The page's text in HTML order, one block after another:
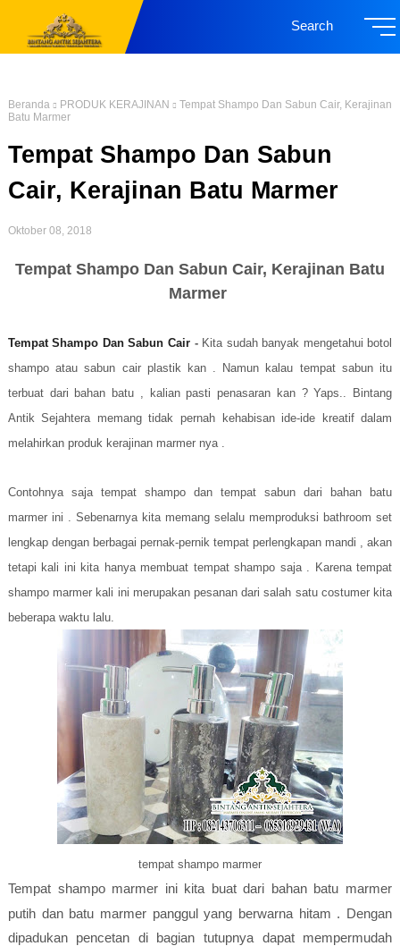
Search
Beranda PRODUK KERAJINAN
Tempat Shampo Dan Sabun Cair, Kerajinan
Batu Marmer
Tempat Shampo Dan Sabun
Cair, Kerajinan Batu Marmer
Oktober 08, 2018
Tempat Shampo Dan Sabun Cair, Kerajinan Batu
Marmer
Tempat Shampo Dan Sabun Cair - Kita sudah banyak mengetahui botol
shampo atau sabun cair plastik kan . Namun kalau tempat sabun itu
terbuat dari bahan batu , kalian pasti penasaran kan ? Yaps.. Bintang
Antik Sejahtera memang tidak pernah kehabisan ide-ide kreatif dalam
melahirkan produk kerajinan marmer nya .
Contohnya saja tempat shampo dan tempat sabun dari bahan batu
marmer ini . Sebenarnya kita memang selalu memproduksi bathroom set
lengkap dengan berbagai pernak-pernik tempat perlengkapan mandi , akan
tetapi kali ini kita hanya membuat tempat shampo saja . Karena tempat
shampo marmer kali ini merupakan pesanan dari salah satu costumer kita
beberapa waktu lalu.
tempat shampo marmer
Tempat shampo marmer ini kita buat dari bahan batu marmer
putih dan batu marmer panggul yang berwarna hitam . Dengan
dipadukan pencetan di bagian tutupnya dapat mempermudah